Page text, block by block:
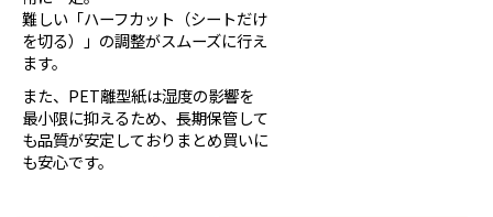
難しい「ハーフカット（シートだけ
を切る）」の調整がスムーズに行え
ます。
また、PET離型紙は湿度の影響を
最小限に抑えるため、長期保管して
も品質が安定しておりまとめ買いに
も安心です。